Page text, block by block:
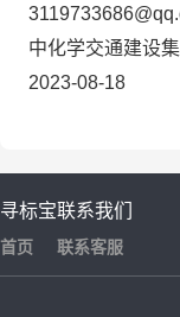
中化学交通建设
2023-08-18
寻标宝
首页
联系我们
联系客服